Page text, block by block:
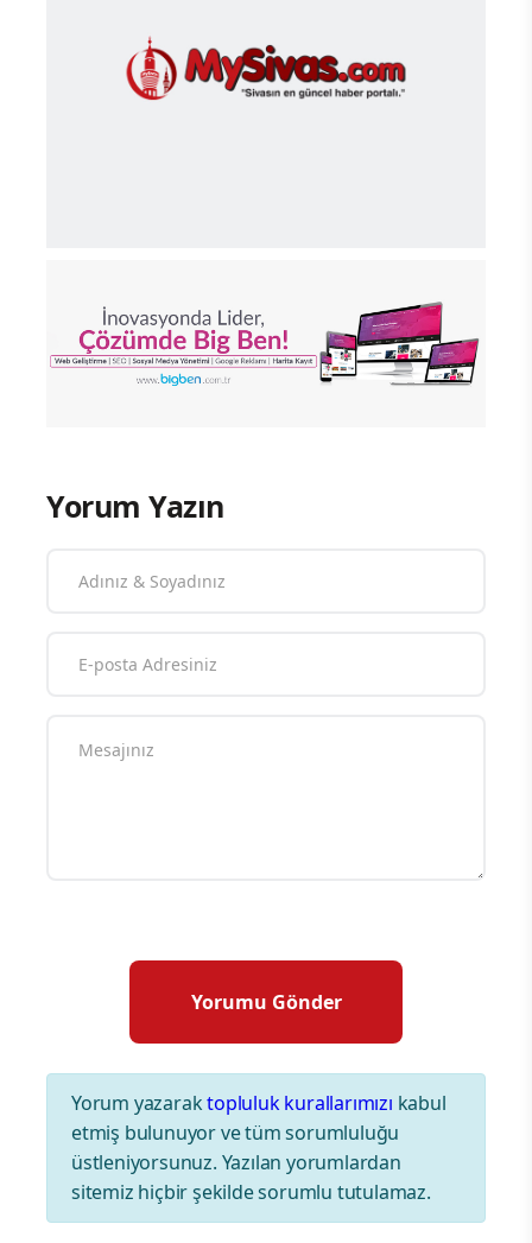
Yorum Yazın
Yorum yazaraktopluluk kurallarımızı kabul
etmiş bulunuyor ve tüm sorumluluğu
üstleniyorsunuz. Yazılan yorumlardan
sitemiz hiçbir şekilde sorumlu tutulamaz.